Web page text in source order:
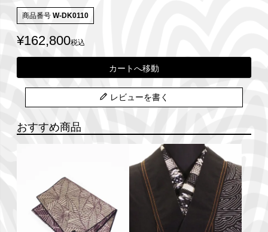
商品番号 W-DK0110
¥162,800税込
カートへ移動
レビューを書く
おすすめ商品